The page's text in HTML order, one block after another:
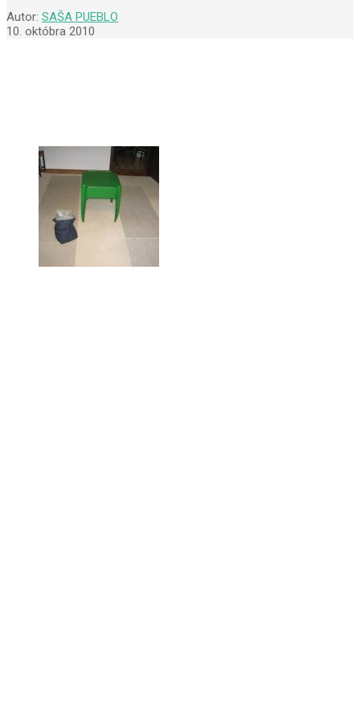
Autor: SAŠA PUEBLO
10. októbra 2010